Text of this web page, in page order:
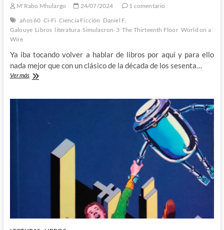
M'Rabo Mhulargo 24/07/2024
1 comentario
años 60 Ci-Fi Ciencia Ficción Daniel F.
Galouye Libros literatura Simulacron-3 The Thirteenth Floor World on a
Wire
Ya iba tocando volver a hablar de libros por aquí y para ello
nada mejor que con un clásico de la década de los sesenta…
Ver másCuestionando